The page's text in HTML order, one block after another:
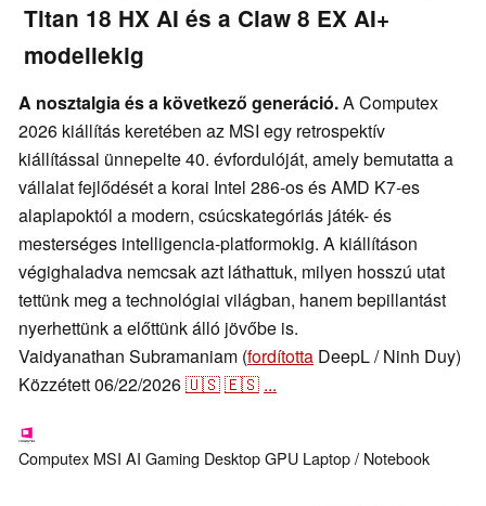
Titan 18 HX AI és a Claw 8 EX AI+
modellekig
A nosztalgia és a következő generáció.A Computex
2026 kiállítás keretében az MSI egy retrospektív
kiállítással ünnepelte 40. évfordulóját, amely bemutatta a
vállalat fejlődését a korai Intel 286-os és AMD K7-es
alaplapoktól a modern, csúcskategóriás játék- és
mesterséges intelligencia-platformokig. A kiállításon
végighaladva nemcsak azt láthattuk, milyen hosszú utat
tettünk meg a technológiai világban, hanem bepillantást
nyerhettünk a előttünk álló jövőbe is.
Vaidyanathan Subramaniam (fordította DeepL / Ninh Duy)
Közzétett06/22/2026🇺🇸🇪🇸 ...
Computex MSI AI Gaming DesktopGPU Laptop / Notebook